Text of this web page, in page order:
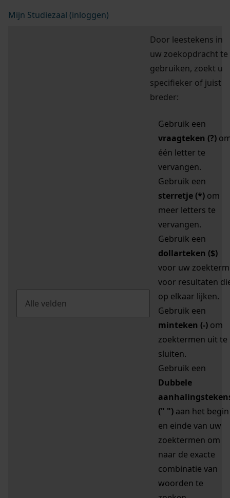
Mijn Studiezaal (inloggen)
Door leestekens in
uw zoekopdracht te
gebruiken, zoekt u
specifieker of juist
breder:
Gebruik een
vraagteken (?)
één letter te
vervangen.
Gebruik een
sterretje (*) om
meer letters te
vervangen.
Gebruik een
dollarteken ($)
voor uw zoekterm
voor resultaten
op elkaar lijken.
Gebruik een
minteken (-) om
zoektermen uit te
sluiten.
Gebruik een
Dubbele
(" ") aan het begin
en einde van uw
zoektermen om
naar de exacte
combinatie van
woorden te